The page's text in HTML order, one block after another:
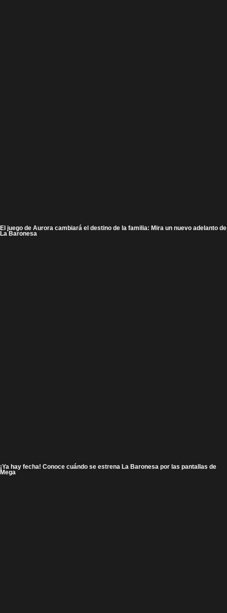
El juego de Aurora cambiará el destino de la familia: Mira un nuevo adelanto de
La Baronesa
¡Ya hay fecha! Conoce cuándo se estrena La Baronesa por las pantallas de
Mega